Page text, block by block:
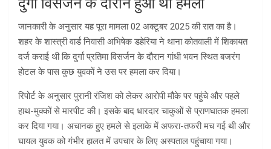
जानकारी के अनुसार यह पूरा मामला 02 अक्टूबर 2025 की रात का है।
शहर के शास्त्री वार्ड निवासी अभिषेक डहेरिया ने थाना कोतवाली में शिकायत
दर्ज कराई थी कि दुर्गा प्रतिमा विसर्जन के दौरान गांधी भवन स्थित बजरंग
होटल के पास कुछ युवकों ने उस पर हमला कर दिया।
रिपोर्ट के अनुसार पुरानी रंजिश को लेकर आरोपी मौके पर पहुंचे और पहले
हाथ-मुक्कों से मारपीट की। इसके बाद धारदार चाकुओं से प्राणघातक हमला
कर दिया गया। अचानक हुए हमले से इलाके में अफरा-तफरी मच गई थी और
घायल युवक को गंभीर हालत में उपचार के लिए अस्पताल पहुंचाया गया।